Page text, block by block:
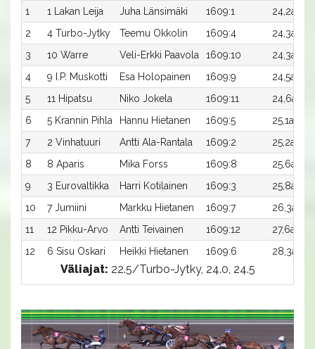
1
1 Lakan Leija Juha Länsimäki 1609:1 24,2a
2
4 Turbo-Jytky Teemu Okkolin 1609:4 24,3a
3
10 Warre Veli-Erkki Paavola 1609:10 24,3a
4
9 I.P. Muskotti Esa Holopainen 1609:9 24,5a
5
11 Hipatsu Niko Jokela 1609:11 24,6a
6
5 Krannin Pihla Hannu Hietanen 1609:5 25,1a
7
2 Vinhatuuri Antti Ala-Rantala 1609:2 25,2a
8
8 Aparis Mika Forss 1609:8 25,6a
9
3 Eurovaltikka Harri Kotilainen 1609:3 25,8a
10
7 Jumiini Markku Hietanen 1609:7 26,3ax
11
12 Pikku-Arvo Antti Teivainen 1609:12 27,6ax
12
6 Sisu Oskari Heikki Hietanen 1609:6 28,3a
Väliajat: 22.5/Turbo-Jytky, 24.0, 24.5